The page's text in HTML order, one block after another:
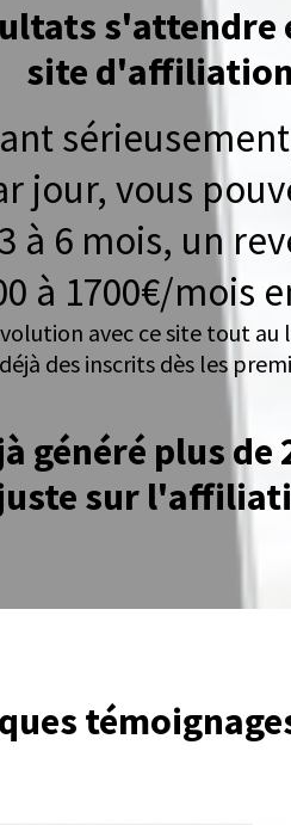
s'attendre
site
jour, vous
à 6 mois, un
à 1700€/mois
avec ce site tout
des inscrits dès les
généré plus de
sur